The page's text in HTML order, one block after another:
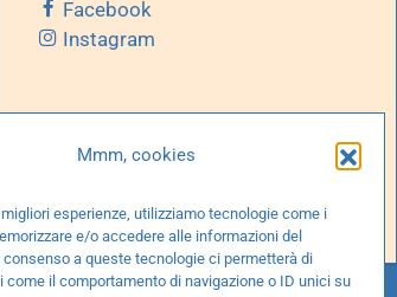
Mmm, cookies
esperienze, utilizziamo tecnologie come i
e/o accedere alle informazioni del
a queste tecnologie ci permetterà di
come il comportamento di navigazione o ID unici su
Facebook
Instagram